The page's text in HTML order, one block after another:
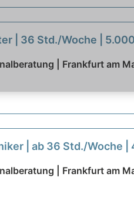
| 36 Std./Woche |
| Frankfurt am
| ab 36 Std./Woche
| Frankfurt am